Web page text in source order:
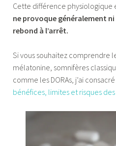
Cette différence physiologique
ne provoque généralement
rebond à l’arrêt.
Si vous souhaitez comprendre
mélatonine, somnifères
comme les DORAs, j’ai
bénéfices, limites et risques